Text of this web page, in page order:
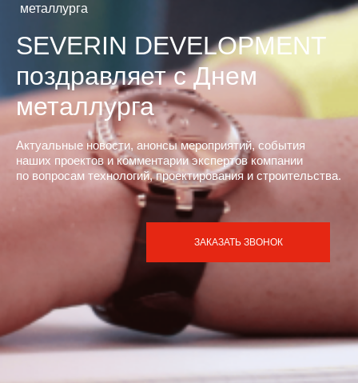
металлурга
SEVERIN DEVELOPMENT
поздравляет с Днем
металлурга
Актуальные новости, анонсы мероприятий, события
наших проектов и комментарии экспертов компании
по вопросам технологий, проектирования и строительства.
ЗАКАЗАТЬ ЗВОНОК